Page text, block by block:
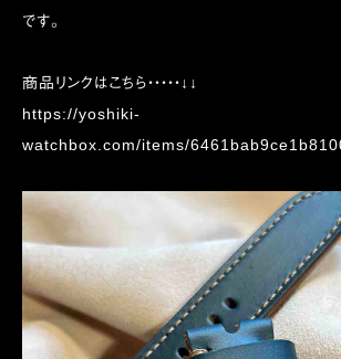
です。
商品リンクはこちら・・・・・↓↓
https://yoshiki-
watchbox.com/items/